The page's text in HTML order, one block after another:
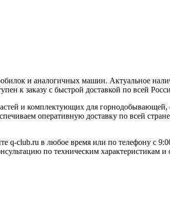
и аналогичных машин. Актуальное
к заказу с быстрой доставкой по всей
и комплектующих для
оперативную доставку по всей
q-club.ru в любое время или по телефону с
по техническим характеристикам и